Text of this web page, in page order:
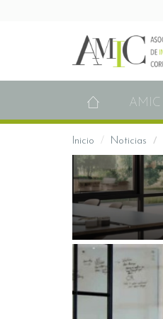
AMIC
Inicio Noticias